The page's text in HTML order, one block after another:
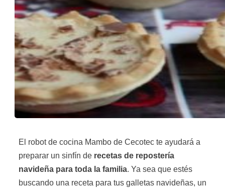
El robot de cocina Mambo de Cecotec te ayudará a
preparar un sinfín de recetas de repostería
navideña para toda la familia. Ya sea que estés
buscando una receta para tus galletas navideñas, un